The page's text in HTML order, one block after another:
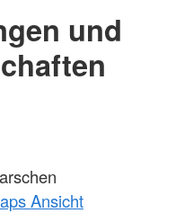
und
Ansicht